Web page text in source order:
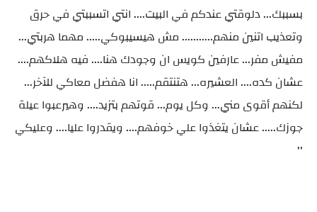
بسببك... دلوقتي عندكم في البيت.... انتي اتسببتي في حرق
وتعذيب اتنين منهم........... مش هيسيبوكي..... مهما هربتي...
مفيش مفر... عارفين كويس ان وجودك هنا.... فيه هلاكهم....
عشان كده.... العشيره... هتنتقم..... انا هفضل معاكي للآخر...
لكنهم أقوى مني... وكل يوم... قوتهم بتزيد.... وهيرعبوا عيلة
جوزك..... عشان يتغذوا علي خوفهم.... ويقدروا عليا.... وعليكي
''